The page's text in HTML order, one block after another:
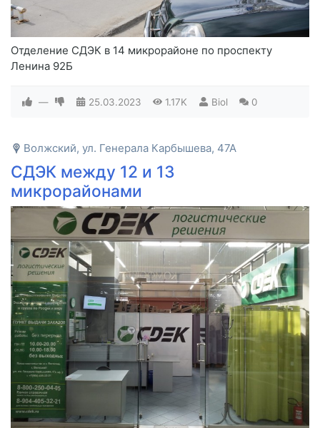
Отделение СДЭК в 14 микрорайоне по проспекту
Ленина 92Б
— 25.03.2023 1.17K Biol 0
Волжский, ул. Генерала Карбышева, 47А
СДЭК между 12 и 13
микрорайонами